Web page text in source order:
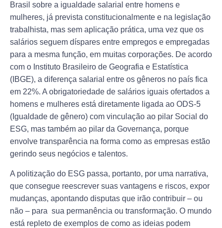
Brasil sobre a igualdade salarial entre homens e
mulheres, já prevista constitucionalmente e na legislação
trabalhista, mas sem aplicação prática, uma vez que os
salários seguem díspares entre empregos e empregadas
para a mesma função, em muitas corporações. De acordo
com o Instituto Brasileiro de Geografia e Estatística
(IBGE), a diferença salarial entre os gêneros no país fica
em 22%. A obrigatoriedade de salários iguais ofertados a
homens e mulheres está diretamente ligada ao ODS-5
(Igualdade de gênero) com vinculação ao pilar Social do
ESG, mas também ao pilar da Governança, porque
envolve transparência na forma como as empresas estão
gerindo seus negócios e talentos.
A politização do ESG passa, portanto, por uma narrativa,
que consegue reescrever suas vantagens e riscos, expor
mudanças, apontando disputas que irão contribuir – ou
não – para sua permanência ou transformação. O mundo
está repleto de exemplos de como as ideias podem